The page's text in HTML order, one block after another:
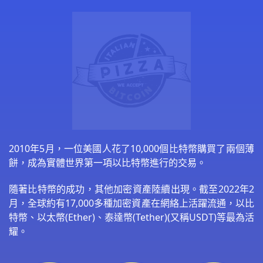
2010年5月，一位美國人花了10,000個比特幣購買了兩個薄
餅，成為實體世界第一項以比特幣進行的交易。
隨著比特幣的成功，其他加密資產陸續出現。截至2022年2
月，全球約有17,000多種加密資產在網絡上活躍流通，以比
特幣、以太幣(Ether)、泰達幣(Tether)(又稱USDT)等最為活
耀。